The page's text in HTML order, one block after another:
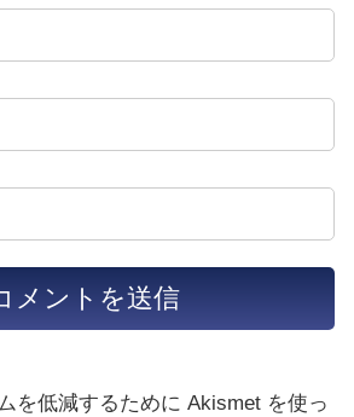
を低減するために Akismet を使っ